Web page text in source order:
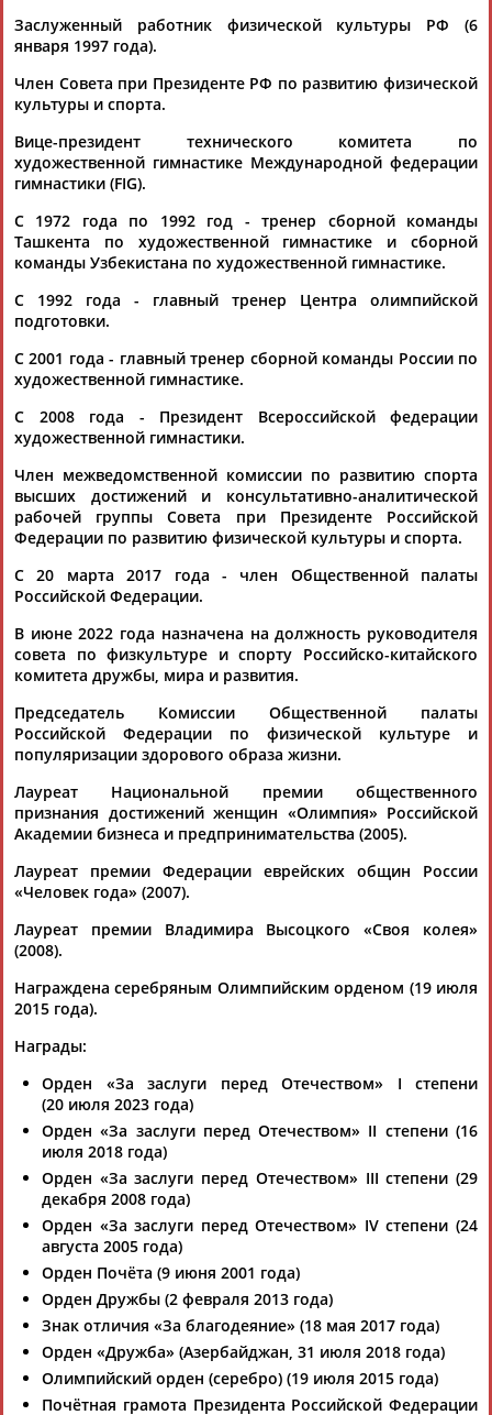
Каримжан
АБДРАХМАНОВ
Аделя
АБДРАХМАНОВА
Андрей
Герман
Рамазан
АБДУЛАЕВ
Тагир
АБДУЛАЕВ
Камиль
АБДУЛАЗИЗОВ
Загалав
АБДУЛБЕКОВ
АБДУЛДАУДОВАБДУЛЖАЛИЛОВАБДУЛКАГИРОВАБДУЛЛАЕВ
24 персон из 13181
ЕЩЁ ПЕРСОНЫ
ТАБЛО АКТИВНОСТИ
ЦЕЛИ ПРОЕКТА КОНТАКТЫ НАШИ КНОПКИ РЕКЛАМА
© Стадион, 1998-2026
Разработка и поддержка ООО НАИТ «Стадион»
Адресов в новостной рассылке: 997
Заслуженный работник физической культуры РФ (6
января 1997 года).
Член Совета при Президенте РФ по развитию физической
культуры и спорта.
Вице-президент технического комитета по
художественной гимнастике Международной федерации
гимнастики (FIG).
С 1972 года по 1992 год - тренер сборной команды
Ташкента по художественной гимнастике и сборной
команды Узбекистана по художественной гимнастике.
С 1992 года - главный тренер Центра олимпийской
подготовки.
С 2001 года - главный тренер сборной команды России по
художественной гимнастике.
С 2008 года - Президент Всероссийской федерации
художественной гимнастики.
Член межведомственной комиссии по развитию спорта
высших достижений и консультативно-аналитической
рабочей группы Совета при Президенте Российской
Федерации по развитию физической культуры и спорта.
С 20 марта 2017 года - член Общественной палаты
Российской Федерации.
В июне 2022 года назначена на должность руководителя
совета по физкультуре и спорту Российско-китайского
комитета дружбы, мира и развития.
Председатель Комиссии Общественной палаты
Российской Федерации по физической культуре и
популяризации здорового образа жизни.
Лауреат Национальной премии общественного
признания достижений женщин «Олимпия» Российской
Академии бизнеса и предпринимательства (2005).
Лауреат премии Федерации еврейских общин России
«Человек года» (2007).
Лауреат премии Владимира Высоцкого «Своя колея»
(2008).
Награждена серебряным Олимпийским орденом (19 июля
2015 года).
Награды:
Орден «За заслуги перед Отечеством» I степени
(20 июля 2023 года)
Орден «За заслуги перед Отечеством» II степени (16
июля 2018 года)
Орден «За заслуги перед Отечеством» III степени (29
декабря 2008 года)
Орден «За заслуги перед Отечеством» IV степени (24
августа 2005 года)
Орден Почёта (9 июня 2001 года)
Орден Дружбы (2 февраля 2013 года)
Знак отличия «За благодеяние» (18 мая 2017 года)
Орден «Дружба» (Азербайджан, 31 июля 2018 года)
Олимпийский орден (серебро) (19 июля 2015 года)
Почётная грамота Президента Российской Федерации